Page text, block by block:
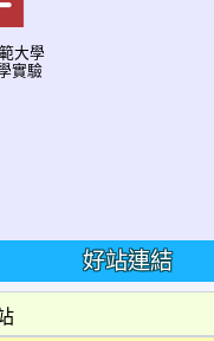
大學
實驗
好站連結